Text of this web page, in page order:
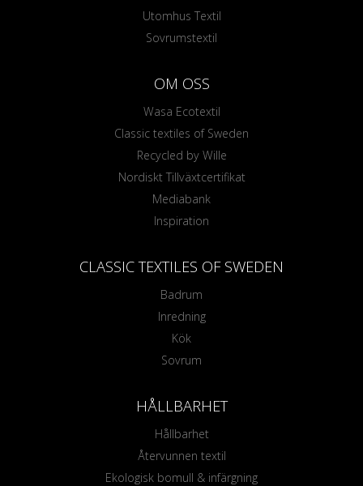
Utomhus Textil
Sovrumstextil
OM OSS
Wasa Ecotextil
Classic textiles of Sweden
Recycled by Wille
Nordiskt Tillväxtcertifikat
Mediabank
Inspiration
CLASSIC TEXTILES OF SWEDEN
Badrum
Inredning
Kök
Sovrum
HÅLLBARHET
Hållbarhet
Återvunnen textil
Ekologisk bomull & infärgning